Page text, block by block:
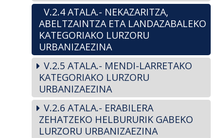
V.2.4 ATALA.- NEKAZARITZA,
ABELTZAINTZA ETA LANDAZABALEKO
KATEGORIAKO LURZORU
URBANIZAEZINA
V.2.5 ATALA.- MENDI-LARRETAKO
KATEGORIAKO LURZORU
URBANIZAEZINA
V.2.6 ATALA.- ERABILERA
ZEHATZEKO HELBURURIK GABEKO
LURZORU URBANIZAEZINA